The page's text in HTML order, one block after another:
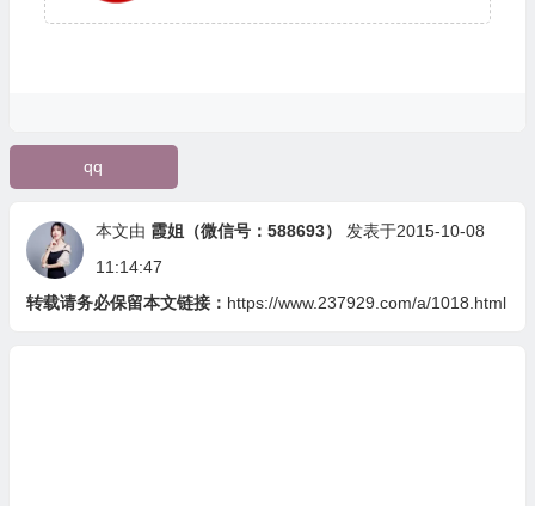
qq
本文由 霞姐（微信号：588693）
发表于2015-10-08
11:14:47
转载请务必保留本文链接： https://www.237929.com/a/1018.html